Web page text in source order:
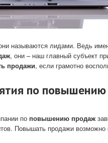
называются лидами. Ведь
, они – наш главный субъект
продажи, если грамотно
по
по повышению продаж
Повышать продажи возможно